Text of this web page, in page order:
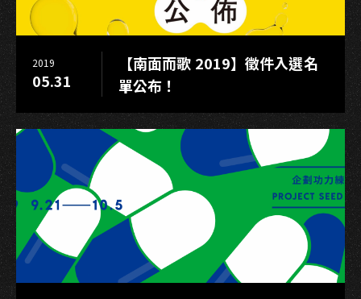
找
音
愛
2019
05.31
【南面而歌 2019】徵件入選名
單公布！